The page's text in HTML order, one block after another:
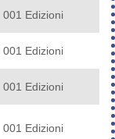
001 Edizioni
001 Edizioni
001 Edizioni
001 Edizioni